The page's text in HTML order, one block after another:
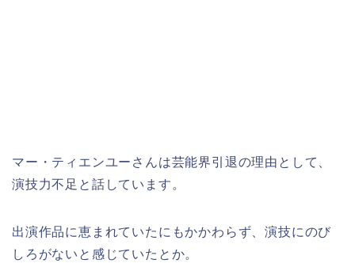
マー・ティエンユーさんは芸能界引退の理由として、
演技力不足と話しています。
出演作品に恵まれていたにもかかわらず、演技にのび
しろがないと感じていたとか。